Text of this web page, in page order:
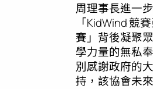
周理事長進一
「KidWind 競
賽」背後凝聚
學力量的無私
別感謝政府的
持，該協會未